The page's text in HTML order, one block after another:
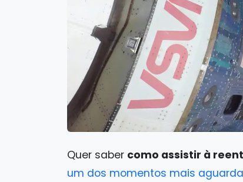
Quer saber como assistir à
um dos momentos mais